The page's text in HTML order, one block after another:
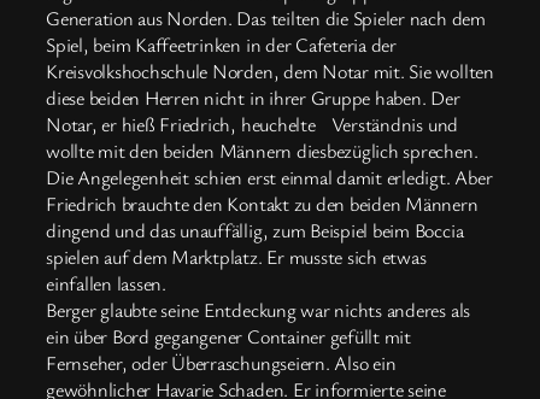
Generation aus Norden. Das teilten die Spieler nach dem
Spiel, beim Kaffeetrinken in der Cafeteria der
Kreisvolkshochschule Norden, dem Notar mit. Sie wollten
diese beiden Herren nicht in ihrer Gruppe haben. Der
Notar, er hieß Friedrich, heuchelte Verständnis und
wollte mit den beiden Männern diesbezüglich sprechen.
Die Angelegenheit schien erst einmal damit erledigt. Aber
Friedrich brauchte den Kontakt zu den beiden Männern
dingend und das unauffällig, zum Beispiel beim Boccia
spielen auf dem Marktplatz. Er musste sich etwas
einfallen lassen.
Berger glaubte seine Entdeckung war nichts anderes als
ein über Bord gegangener Container gefüllt mit
Fernseher, oder Überraschungseiern. Also ein
gewöhnlicher Havarie Schaden. Er informierte seine